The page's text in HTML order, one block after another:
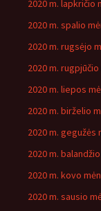
2020 m. lapkričio
2020 m. spalio
2020 m. rugsėjo
2020 m. rugpjūčio
2020 m. liepos
2020 m. birželio
2020 m. gegužės
2020 m.
2020 m. kovo
2020 m. sausio